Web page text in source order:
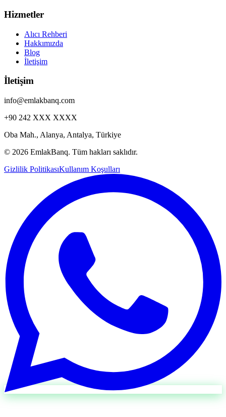
Hizmetler
Alıcı Rehberi
Hakkımızda
Blog
İletişim
İletişim
info@emlakbanq.com
+90 242 XXX XXXX
Oba Mah., Alanya, Antalya, Türkiye
© 2026 EmlakBanq. Tüm hakları saklıdır.
Gizlilik PolitikasıKullanım Koşulları